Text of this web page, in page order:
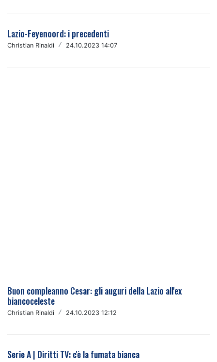
Lazio-Feyenoord: i precedenti
Christian Rinaldi / 24.10.2023 14:07
Buon compleanno Cesar: gli auguri della Lazio all'ex
biancoceleste
Christian Rinaldi / 24.10.2023 12:12
Serie A | Diritti TV: c'è la fumata bianca